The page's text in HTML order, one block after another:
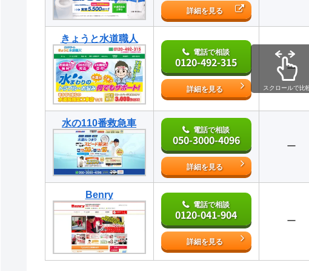
詳細を見る
きょうと水道職人
電話で相談
0120-492-315
詳細を見る
ー
水の110番救急車
電話で相談
050-3000-4096
詳細を見る
ー
Benry
電話で相談
0120-041-904
詳細を見る
ー
スクロールで比